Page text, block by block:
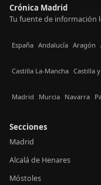
Crónica Madrid
Tu fuente de información
España Andalucía Aragón
Castilla La-Mancha Castilla
Madrid Murcia Navarra
Secciones
Madrid
Alcalá de Henares
Móstoles